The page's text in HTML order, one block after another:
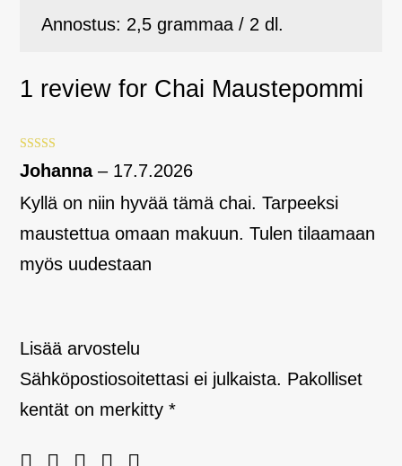
Annostus: 2,5 grammaa / 2 dl.
1 review for Chai Maustepommi
Arvostelu
tuotteesta:5
Johanna– 17.7.2026
Kyllä on niin hyvää tämä chai. Tarpeeksi
maustettua omaan makuun. Tulen tilaamaan
myös uudestaan
Lisää arvostelu
Sähköpostiosoitettasi ei julkaista. Pakolliset
kentät on merkitty*